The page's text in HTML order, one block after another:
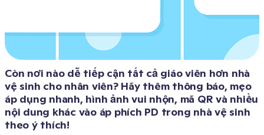
Còn nơi nào dễ tiếp cận tất cả giáo viên hơn nhà
vệ sinh cho nhân viên? Hãy thêm thông báo, mẹo
áp dụng nhanh, hình ảnh vui nhộn, mã QR và nhiều
nội dung khác vào áp phích PD trong nhà vệ sinh
theo ý thích!